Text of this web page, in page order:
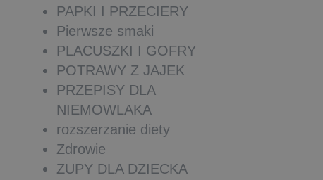
PAPKI I PRZECIERY
Pierwsze smaki
PLACUSZKI I GOFRY
POTRAWY Z JAJEK
PRZEPISY DLA
NIEMOWLAKA
rozszerzanie diety
Zdrowie
ZUPY DLA DZIECKA